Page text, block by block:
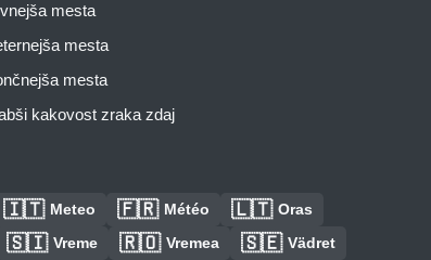
mesta
mesta
mesta
kakovost zraka zdaj
🇮🇹 Meteo 🇫🇷 Météo 🇱🇹 Oras
🇸🇮 Vreme 🇷🇴 Vremea 🇸🇪 Vädret